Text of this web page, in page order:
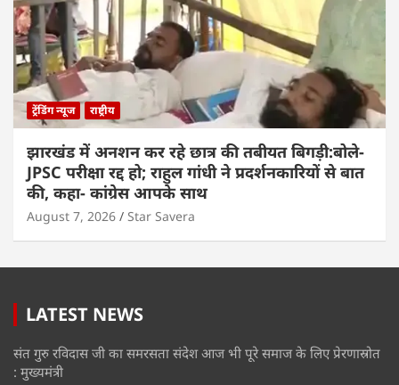
ट्रेंडिंग न्यूज राष्ट्रीय
झारखंड में अनशन कर रहे छात्र की तबीयत बिगड़ी:बोले-
JPSC परीक्षा रद्द हो; राहुल गांधी ने प्रदर्शनकारियों से बात
की, कहा- कांग्रेस आपके साथ
August 7, 2026 Star Savera
LATEST NEWS
संत गुरु रविदास जी का समरसता संदेश आज भी पूरे समाज के लिए प्रेरणास्रोत
: मुख्यमंत्री